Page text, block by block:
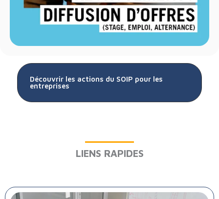
Découvrir les actions du SOIP pour les
entreprises
LIENS RAPIDES